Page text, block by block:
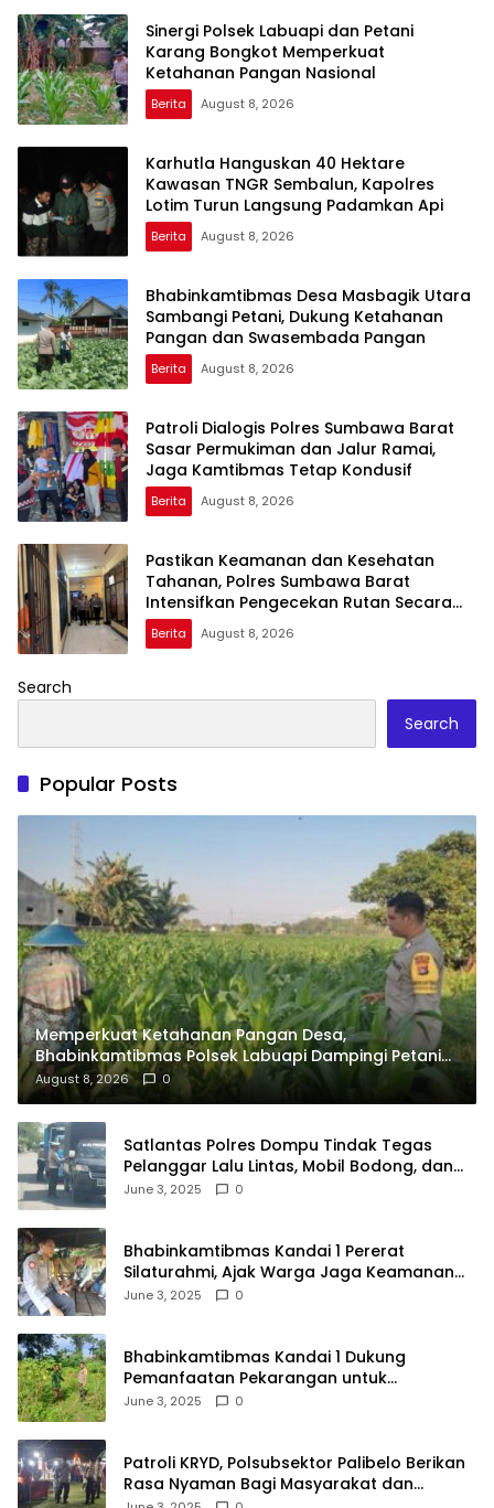
Sinergi Polsek Labuapi dan Petani
Karang Bongkot Memperkuat
Ketahanan Pangan Nasional
Berita August 8, 2026
Karhutla Hanguskan 40 Hektare
Kawasan TNGR Sembalun, Kapolres
Lotim Turun Langsung Padamkan Api
Berita August 8, 2026
Bhabinkamtibmas Desa Masbagik Utara
Sambangi Petani, Dukung Ketahanan
Pangan dan Swasembada Pangan
Berita August 8, 2026
Patroli Dialogis Polres Sumbawa Barat
Sasar Permukiman dan Jalur Ramai,
Jaga Kamtibmas Tetap Kondusif
Berita August 8, 2026
Pastikan Keamanan dan Kesehatan
Tahanan, Polres Sumbawa Barat
Intensifkan Pengecekan Rutan Secara
Berkala
Berita August 8, 2026
Search
Search
Popular Posts
Memperkuat Ketahanan Pangan Desa,
Bhabinkamtibmas Polsek Labuapi Dampingi Petani
Kuranji Dalang
August 8, 2026 0
Satlantas Polres Dompu Tindak Tegas
Pelanggar Lalu Lintas, Mobil Bodong, dan
Kendaraan Tak Bayar Pajak
June 3, 2025 0
Bhabinkamtibmas Kandai 1 Pererat
Silaturahmi, Ajak Warga Jaga Keamanan
Lingkungan
June 3, 2025 0
Bhabinkamtibmas Kandai 1 Dukung
Pemanfaatan Pekarangan untuk
Ketahanan Pangan Menuju Indonesia Emas
June 3, 2025 0
Patroli KRYD, Polsubsektor Palibelo Berikan
Rasa Nyaman Bagi Masyarakat dan